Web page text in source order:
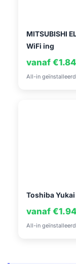
MITSUBISHI
WiFi ing
vanaf
All-in geïnstalleerd
Toshiba
vanaf
All-in geïnstalleerd